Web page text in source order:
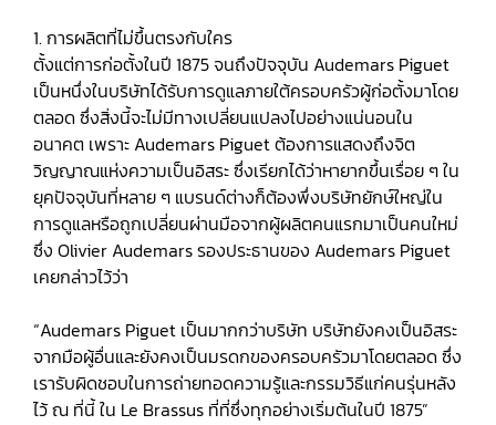
1. การผลิตที่ไม่ขึ้นตรงกับใคร
ตั้งแต่การก่อตั้งในปี 1875 จนถึงปัจจุบัน Audemars Piguet
เป็นหนึ่งในบริษัทได้รับการดูแลภายใต้ครอบครัวผู้ก่อตั้งมาโดย
ตลอด ซึ่งสิ่งนี้จะไม่มีทางเปลี่ยนแปลงไปอย่างแน่นอนใน
อนาคต เพราะ Audemars Piguet ต้องการแสดงถึงจิต
วิญญาณแห่งความเป็นอิสระ ซึ่งเรียกได้ว่าหายากขึ้นเรื่อย ๆ ใน
ยุคปัจจุบันที่หลาย ๆ แบรนด์ต่างก็ต้องพึ่งบริษัทยักษ์ใหญ่ใน
การดูแลหรือถูกเปลี่ยนผ่านมือจากผู้ผลิตคนแรกมาเป็นคนใหม่
ซึ่ง Olivier Audemars รองประธานของ Audemars Piguet
เคยกล่าวไว้ว่า
“Audemars Piguet เป็นมากกว่าบริษัท บริษัทยังคงเป็นอิสระ
จากมือผู้อื่นและยังคงเป็นมรดกของครอบครัวมาโดยตลอด ซึ่ง
เรารับผิดชอบในการถ่ายทอดความรู้และกรรมวิธีแก่คนรุ่นหลัง
ไว้ ณ ที่นี้ ใน Le Brassus ที่ที่ซึ่งทุกอย่างเริ่มต้นในปี 1875”